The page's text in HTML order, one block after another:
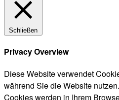
Schließen
Privacy Overview
Diese Website verwendet
während Sie die Website
Cookies werden in Ihrem